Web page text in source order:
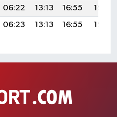
06:22 13:13 16:55
19:55
06:23 13:13 16:55 19:53